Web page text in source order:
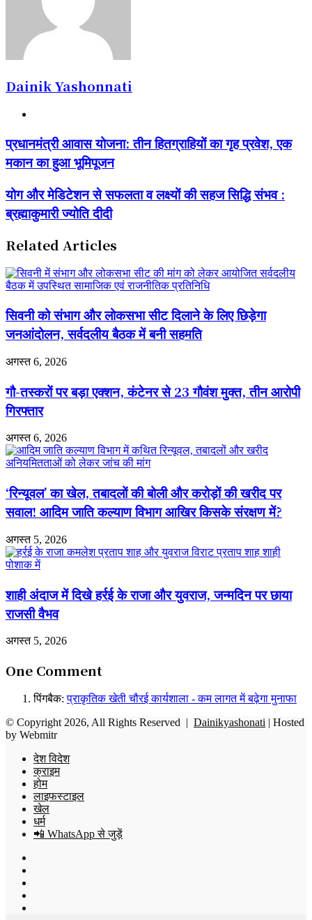
Dainik Yashonnati
प्रधानमंत्री
आवास
योजना:
हितग्राहियों
का
गृह
एक
मकान
का
हुआ
भूमिपूजन
प्रधानमंत्री आवास योजना: तीन हितग्राहियों का गृह प्रवेश, एक
मकान का हुआ भूमिपूजन
योग
और
मेडिटेशन
सफलता
व
लक्ष्यों
की
सहज
संभव
:
ब्रह्माकुमारी
दीदी
योग और मेडिटेशन से सफलता व लक्ष्यों की सहज सिद्धि संभव :
ब्रह्माकुमारी ज्योति दीदी
Related Articles
सिवनी को संभाग और लोकसभा सीट दिलाने के लिए छिड़ेगा
जनआंदोलन, सर्वदलीय बैठक में बनी सहमति
अगस्त 6, 2026
गौ-तस्करों पर बड़ा एक्शन, कंटेनर से 23 गौवंश मुक्त, तीन आरोपी
गिरफ्तार
अगस्त 6, 2026
‘रिन्यूवल’ का खेल, तबादलों की बोली और करोड़ों की खरीद पर
सवाल! आदिम जाति कल्याण विभाग आखिर किसके संरक्षण में?
अगस्त 5, 2026
शाही अंदाज में दिखे हर्रई के राजा और युवराज, जन्मदिन पर छाया
राजसी वैभव
अगस्त 5, 2026
One Comment
पिंगबैक:प्राकृतिक खेती चौरई कार्यशाला - कम लागत में बढ़ेगा मुनाफा
© Copyright 2026, All Rights Reserved | Dainikyashonati | Hosted
by Webmitr
देश विदेश
क्राइम
होम
लाइफस्टाइल
खेल
धर्म
📲 WhatsApp से जुड़ें